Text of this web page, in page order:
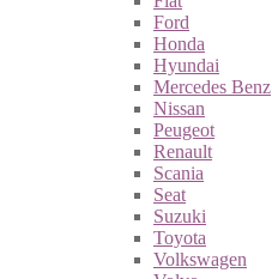
Ford
Honda
Hyundai
Mercedes Benz
Nissan
Peugeot
Renault
Scania
Seat
Suzuki
Toyota
Volkswagen